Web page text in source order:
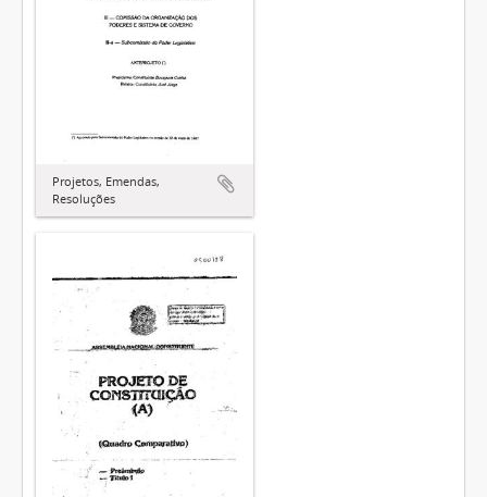
Projetos, Emendas,
Resoluções